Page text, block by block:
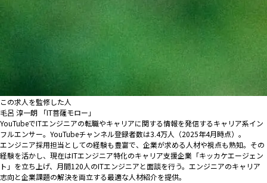
この求人を監修した人
毛呂 淳一朗 「IT菩薩モロー」
YouTubeでITエンジニアの転職やキャリアに関する情報を発信するキャリア系イン
フルエンサー。YouTubeチャンネル登録者数は3.4万人（2025年4月時点）。
エンジニア採用担当としての経験も豊富で、企業が求める人材や視点も熟知。その
経験を活かし、現在はITエンジニア特化のキャリア支援企業「キッカケエージェン
ト」を立ち上げ、月間120人のITエンジニアと面談を行う。エンジニアのキャリア
志向と企業課題の解決を両立する最適な人材紹介を提供。